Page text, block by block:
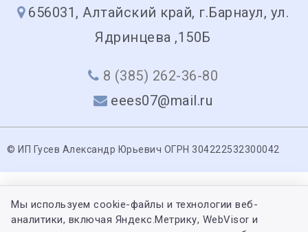
656031, Алтайский край, г.Барнаул, ул.
Ядринцева ,150Б
8 (385) 262-36-80
eees07@mail.ru
© ИП Гусев Александр Юрьевич ОГРН 304222532300042
Мы используем cookie-файлы и технологии веб-
аналитики, включая Яндекс.Метрику, WebVisor и